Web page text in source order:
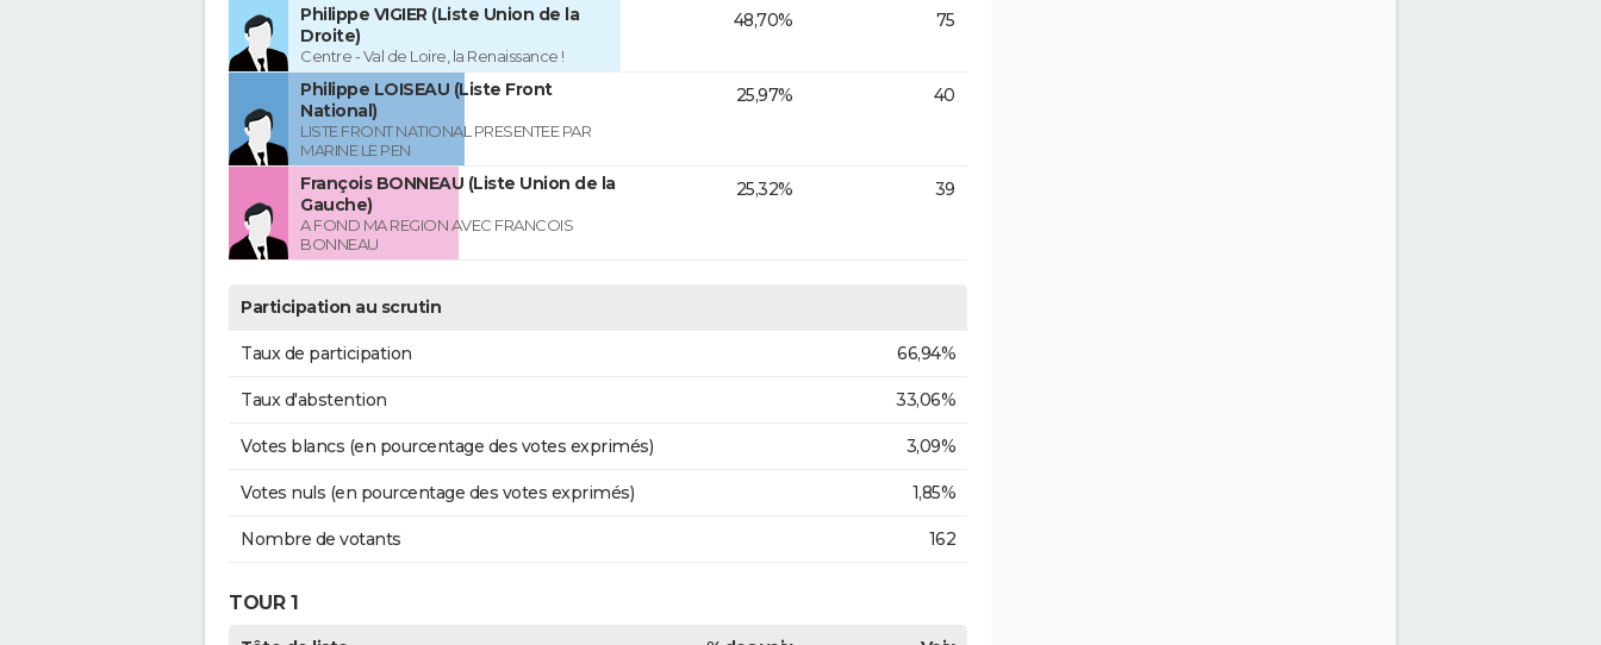
Philippe VIGIER (Liste Union de la
Droite)
Centre - Val de Loire, la Renaissance !
48,70% 75
Philippe LOISEAU (Liste Front
National)
LISTE FRONT NATIONAL PRESENTEE PAR
MARINE LE PEN
25,97% 40
François BONNEAU (Liste Union de la
Gauche)
A FOND MA REGION AVEC FRANCOIS
BONNEAU
25,32% 39
Participation au scrutin
Taux de participation 66,94%
Taux d'abstention 33,06%
Votes blancs (en pourcentage des votes exprimés) 3,09%
Votes nuls (en pourcentage des votes exprimés) 1,85%
Nombre de votants 162
TOUR 1